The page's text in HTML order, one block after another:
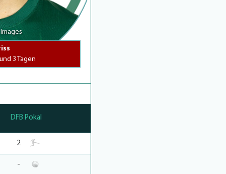
3 Tagen
DFB Pokal
2
-